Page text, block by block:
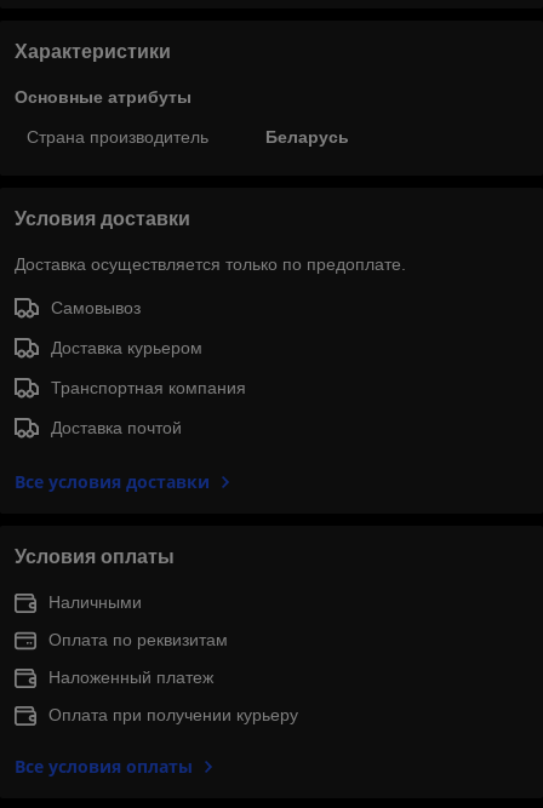
Характеристики
Основные атрибуты
Страна производитель Беларусь
Условия доставки
Доставка осуществляется только по предоплате.
Самовывоз
Доставка курьером
Транспортная компания
Доставка почтой
Все условия доставки
Условия оплаты
Наличными
Оплата по реквизитам
Наложенный платеж
Оплата при получении курьеру
Все условия оплаты